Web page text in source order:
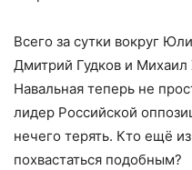
Всего за сутки вокруг
Дмитрий Гудков и
Навальная теперь не
лидер Российской
нечего терять. Кто ещё
похвастаться подобным?